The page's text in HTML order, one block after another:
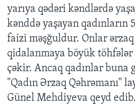
yarıya qədəri kəndlərdə
kənddə yaşayan qadınların
faizi məşğuldur. Onlar
qidalanmaya böyük töhfələr
çəkir. Ancaq qadınlar buna
"Qadın Ərzaq Qəhrəmanı"
Günel Mehdiyeva qeyd edib.